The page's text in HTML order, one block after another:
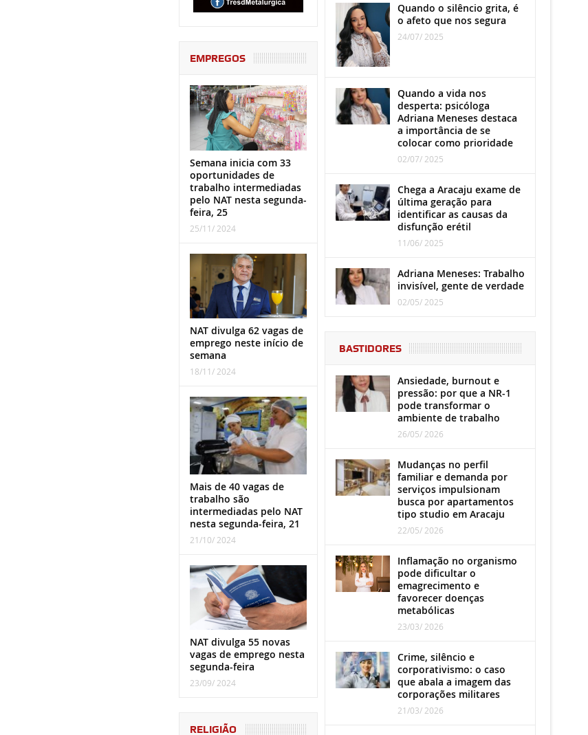
EMPREGOS
Semana inicia com 33
oportunidades de
trabalho intermediadas
pelo NAT nesta segunda-
feira, 25
25/11/ 2024
NAT divulga 62 vagas de
emprego neste início de
semana
18/11/ 2024
Mais de 40 vagas de
trabalho são
intermediadas pelo NAT
nesta segunda-feira, 21
21/10/ 2024
NAT divulga 55 novas
vagas de emprego nesta
segunda-feira
23/09/ 2024
RELIGIÃO
Quando o silêncio grita, é
o afeto que nos segura
24/07/ 2025
Quando a vida nos
desperta: psicóloga
Adriana Meneses destaca
a importância de se
colocar como prioridade
02/07/ 2025
Chega a Aracaju exame de
última geração para
identificar as causas da
disfunção erétil
11/06/ 2025
Adriana Meneses: Trabalho
invisível, gente de verdade
02/05/ 2025
BASTIDORES
Ansiedade, burnout e
pressão: por que a NR-1
pode transformar o
ambiente de trabalho
26/05/ 2026
Mudanças no perfil
familiar e demanda por
serviços impulsionam
busca por apartamentos
tipo studio em Aracaju
22/05/ 2026
Inflamação no organismo
pode dificultar o
emagrecimento e
favorecer doenças
metabólicas
23/03/ 2026
Crime, silêncio e
corporativismo: o caso
que abala a imagem das
corporações militares
21/03/ 2026